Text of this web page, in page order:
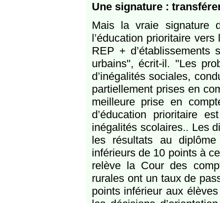
Une signature :
Mais la vraie signature
l’éducation prioritaire
REP + d’établissements
urbains", écrit-il. "Les
d’inégalités sociales,
partiellement prises en
meilleure prise en
d’éducation prioritaire
inégalités scolaires.. Les
les résultats au
inférieurs de 10 points à
relève la Cour des
rurales ont un taux de
points inférieur aux